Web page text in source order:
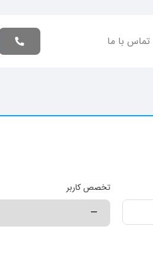
تماس با ما
تخصص کاربر